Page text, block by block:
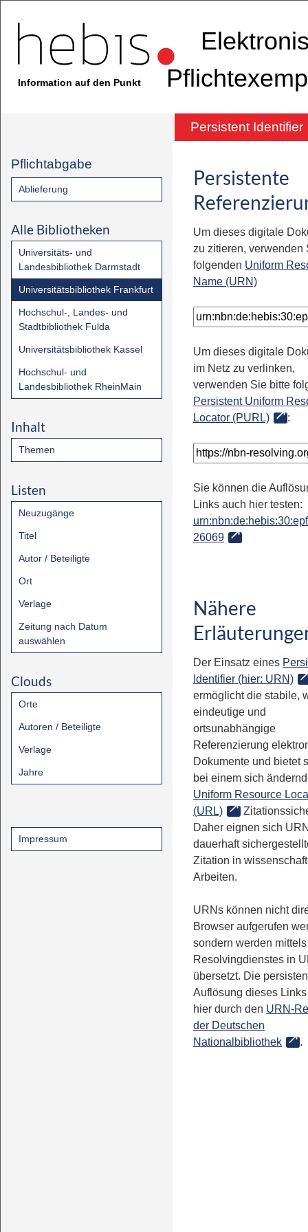
Information auf den Punkt
Persistent Identifier
Pflichtabgabe
Ablieferung
Alle Bibliotheken
Universitäts- und
Landesbibliothek Darmstadt
Universitätsbibliothek Frankfurt
Hochschul-, Landes- und
Stadtbibliothek Fulda
Universitätsbibliothek Kassel
Hochschul- und
Landesbibliothek RheinMain
Inhalt
Themen
Listen
Neuzugänge
Titel
Autor / Beteiligte
Ort
Verlage
Zeitung nach Datum
auswählen
Clouds
Orte
Autoren / Beteiligte
Verlage
Jahre
Impressum
Persistente
Um dieses digitale
zu zitieren, verwenden
folgenden Uniform
Name (URN)
Um dieses digitale
im Netz zu verlinken,
verwenden Sie bitte
Persistent Uniform
Locator (PURL)
:
Sie können die
Links auch hier testen:
26069
Nähere
Der Einsatz eines
Identifier (hier: URN)
ermöglicht die stabile,
eindeutige und
ortsunabhängige
Referenzierung
Dokumente und bietet
bei einem sich
Uniform Resource
(URL)
Daher eignen sich
dauerhaft
Zitation in
Arbeiten.
URNs können nicht
Browser aufgerufen
sondern werden
Resolvingdienstes in
übersetzt. Die
Auflösung dieses
hier durch den URN-
der Deutschen
Nationalbibliothek
.